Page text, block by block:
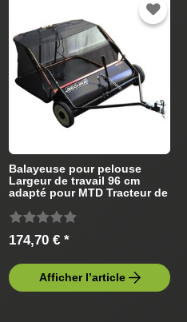
Balayeuse pour pelouse
Largeur de travail 96 cm
adapté pour MTD Tracteur de
174,70 € *
Afficher l’article